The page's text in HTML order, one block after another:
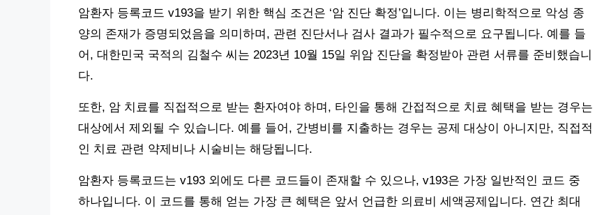
암환자 등록코드 v193을 받기 위한 핵심 조건은 ‘암 진단 확정’입니다. 이는 병리학적으로 악성 종
양의 존재가 증명되었음을 의미하며, 관련 진단서나 검사 결과가 필수적으로 요구됩니다. 예를 들
어, 대한민국 국적의 김철수 씨는 2023년 10월 15일 위암 진단을 확정받아 관련 서류를 준비했습니
다.
또한, 암 치료를 직접적으로 받는 환자여야 하며, 타인을 통해 간접적으로 치료 혜택을 받는 경우는
대상에서 제외될 수 있습니다. 예를 들어, 간병비를 지출하는 경우는 공제 대상이 아니지만, 직접적
인 치료 관련 약제비나 시술비는 해당됩니다.
암환자 등록코드는 v193 외에도 다른 코드들이 존재할 수 있으나, v193은 가장 일반적인 코드 중
하나입니다. 이 코드를 통해 얻는 가장 큰 혜택은 앞서 언급한 의료비 세액공제입니다. 연간 최대